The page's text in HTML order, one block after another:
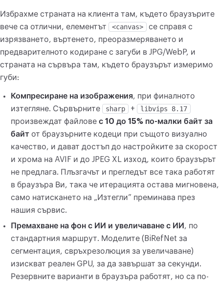
Избрахме страната на клиента там, където браузърите
вече са отлични, елементът
<canvas>
се справя с
изрязването, въртенето, преоразмеряването и
предварителното кодиране с загуби в JPG/WebP, и
страната на сървъра там, където браузърът измеримо
губи:
Компресиране на изображения, при финалното
изтегляне. Сървърните
sharp +
libvips 8.17
произвеждат файлове с 10 до 15% по-малки байт за
байт от браузърните кодеци при същото визуално
качество, и дават достъп до настройките за скорост
и хрома на AVIF и до JPEG XL изход, които браузърът
не предлага. Плъзгачът и прегледът все така работят
в браузъра Ви, така че итерацията остава мигновена,
само натискането на „Изтегли” преминава през
нашия сървис.
Премахване на фон с ИИ и увеличаване с ИИ , по
стандартния маршрут. Моделите (BiRefNet за
сегментация, свръхрезолюция за увеличаване)
изискват реален GPU, за да завършат за секунди.
Резервните варианти в браузъра работят, но са по-